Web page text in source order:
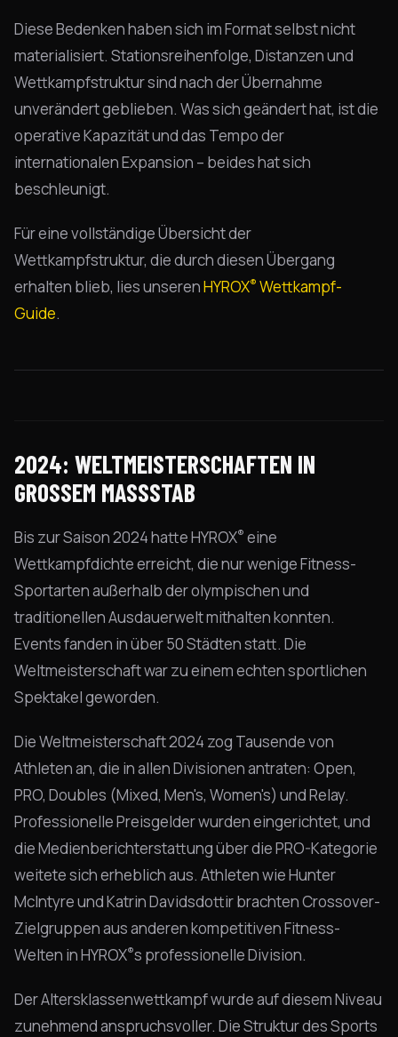
Diese Bedenken haben sich im Format selbst nicht
materialisiert. Stationsreihenfolge, Distanzen und
Wettkampfstruktur sind nach der Übernahme
unverändert geblieben. Was sich geändert hat, ist die
operative Kapazität und das Tempo der
internationalen Expansion – beides hat sich
beschleunigt.
Für eine vollständige Übersicht der
Wettkampfstruktur, die durch diesen Übergang
erhalten blieb, lies unserenHYROX® Wettkampf-
Guide.
2024: WELTMEISTERSCHAFTEN IN
GROSSEM MASSSTAB
Bis zur Saison 2024 hatte HYROX® eine
Wettkampfdichte erreicht, die nur wenige Fitness-
Sportarten außerhalb der olympischen und
traditionellen Ausdauerwelt mithalten konnten.
Events fanden in über 50 Städten statt. Die
Weltmeisterschaft war zu einem echten sportlichen
Spektakel geworden.
Die Weltmeisterschaft 2024 zog Tausende von
Athleten an, die in allen Divisionen antraten: Open,
PRO, Doubles (Mixed, Men's, Women's) und Relay.
Professionelle Preisgelder wurden eingerichtet, und
die Medienberichterstattung über die PRO-Kategorie
weitete sich erheblich aus. Athleten wie Hunter
McIntyre und Katrin Davidsdottir brachten Crossover-
Zielgruppen aus anderen kompetitiven Fitness-
Welten in HYROX®s professionelle Division.
Der Altersklassenwettkampf wurde auf diesem Niveau
zunehmend anspruchsvoller. Die Struktur des Sports